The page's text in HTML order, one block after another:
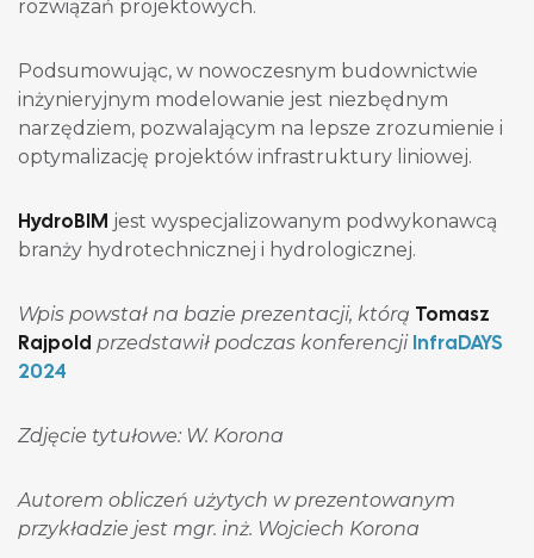
rozwiązań projektowych.
Podsumowując, w nowoczesnym budownictwie
inżynieryjnym modelowanie jest niezbędnym
narzędziem, pozwalającym na lepsze zrozumienie i
optymalizację projektów infrastruktury liniowej.
HydroBIM jest wyspecjalizowanym podwykonawcą
branży hydrotechnicznej i hydrologicznej.
Wpis powstał na bazie prezentacji, którą Tomasz
Rajpold przedstawił podczas konferencji InfraDAYS
2024
Zdjęcie tytułowe: W. Korona
Autorem obliczeń użytych w prezentowanym
przykładzie jest mgr. inż. Wojciech Korona